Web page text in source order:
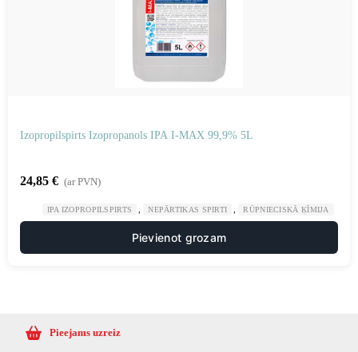
Izopropilspirts Izopropanols IPA I-MAX 99,9% 5L
24,85 € (ar PVN)
IPA IZOPROPILSPIRTS NEPĀRTIKAS SPIRTI RŪPNIECISKĀ ĶĪMIJA
Pievienot grozam
Pieejams uzreiz